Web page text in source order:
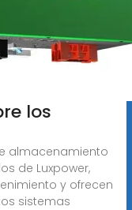
los
almacenamiento
de Luxpower,
y ofrecen
sistemas